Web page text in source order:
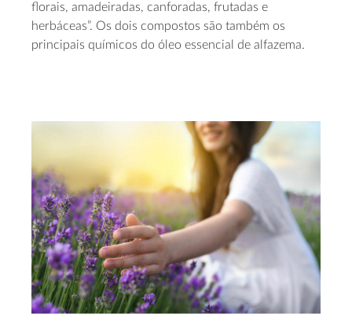
florais, amadeiradas, canforadas, frutadas e
herbáceas”. Os dois compostos são também os
principais químicos do óleo essencial de alfazema.